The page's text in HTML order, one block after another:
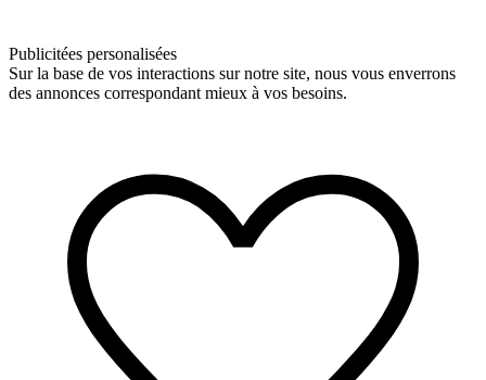
Publicitées personalisées
Sur la base de vos interactions sur notre site, nous vous enverrons
des annonces correspondant mieux à vos besoins.